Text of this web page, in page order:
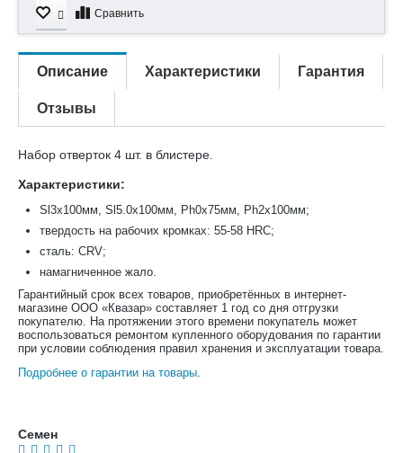
Сравнить
Описание Характеристики Гарантия
Отзывы
Набор отверток 4 шт. в блистере.
Характеристики:
Sl3х100мм, Sl5.0х100мм, Ph0x75мм, Ph2x100мм;
твердость на рабочих кромках: 55-58 HRC;
сталь: CRV;
намагниченное жало.
Гарантийный срок всех товаров, приобретённых в интернет-
магазине ООО «Квазар» составляет 1 год со дня отгрузки
покупателю. На протяжении этого времени покупатель может
воспользоваться ремонтом купленного оборудования по гарантии
при условии соблюдения правил хранения и эксплуатации товара.
Подробнее о гарантии на товары
Семен